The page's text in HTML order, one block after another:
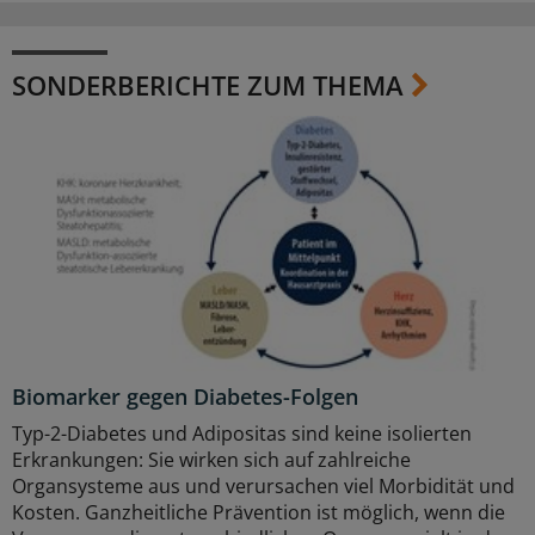
SONDERBERICHTE ZUM THEMA
Biomarker gegen Diabetes-Folgen
Typ-2-Diabetes und Adipositas sind keine isolierten
Erkrankungen: Sie wirken sich auf zahlreiche
Organsysteme aus und verursachen viel Morbidität und
Kosten. Ganzheitliche Prävention ist möglich, wenn die